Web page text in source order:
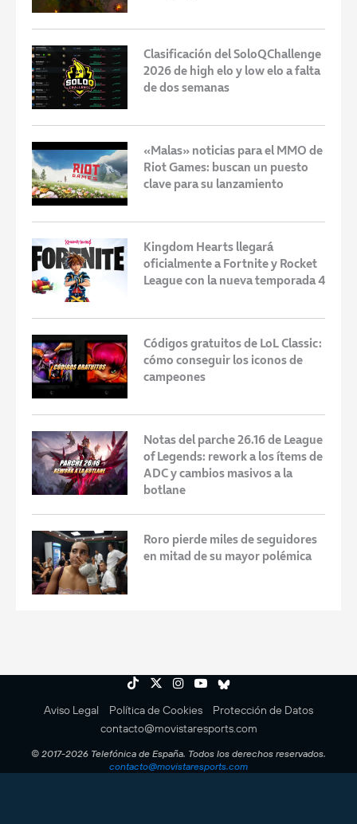
Clasificación del SoloQChallenge
2026 de high elo y low elo a falta
de dos semanas
«Malas» noticias para el MMO de
Riot Games: buscan un puesto
clave para su lanzamiento
Kingdom Hearts llegará
oficialmente a Fortnite y Rocket
League con la nueva temporada 4
Códigos gratuitos de LoL Classic:
cómo conseguir los iconos de
campeones
Notas del parche 26.16 de League
of Legends: rework a los ítems de
ADC y cambios masivos a la
botlane
Roro pierde miles de seguidores
en mitad de su mayor polémica
Aviso Legal Política de Cookies
Protección de Datos
contacto@movistaresports.com
© 2017-2026 Telefónica de España. Todos los derechos reservados.
contacto@movistaresports.com